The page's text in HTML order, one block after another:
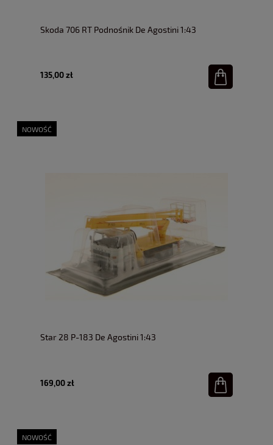
Skoda 706 RT Podnośnik De Agostini 1:43
135,00 zł
Star 28 P-183 De Agostini 1:43
169,00 zł
NOWOŚĆ
NOWOŚĆ